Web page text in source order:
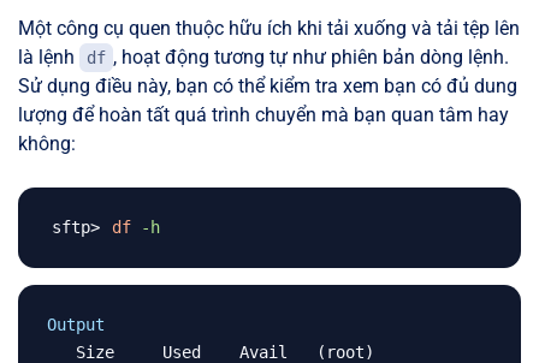
Một công cụ quen thuộc hữu ích khi tải xuống và tải tệp lên
là lệnh
df , hoạt động tương tự như phiên bản dòng lệnh.
Sử dụng điều này, bạn có thể kiểm tra xem bạn có đủ dung
lượng để hoàn tất quá trình chuyển mà bạn quan tâm hay
không:
df -h
Output